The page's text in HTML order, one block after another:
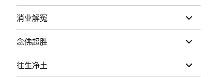
消业解冤 展
开
子
菜
单
念佛超胜 展
开
子
菜
单
往生净土 展
开